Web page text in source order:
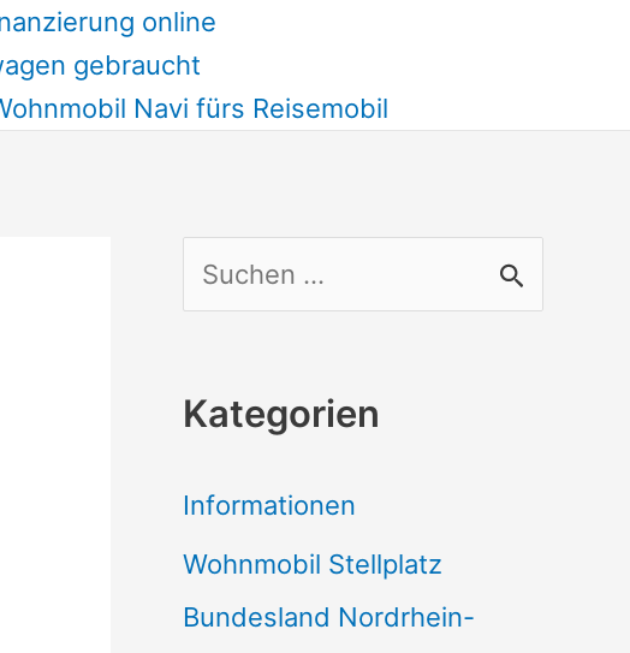
online
gebraucht
Navi fürs Reisemobil
u
h
n
a
Kategorien
Informationen
Wohnmobil Stellplatz
Bundesland Nordrhein-